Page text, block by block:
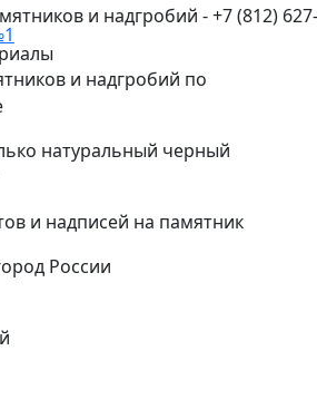
и надгробий по
натуральный черный
и надписей на памятник
России